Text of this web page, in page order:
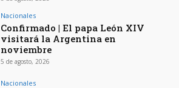
Nacionales
Confirmado | El papa León XIV
visitará la Argentina en
noviembre
5 de agosto, 2026
Nacionales